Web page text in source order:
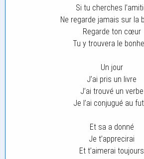
Si tu cherches
Ne regarde jamais sur la
Regarde ton cœur
Tu y trouvera le
Un jour
J’ai pris un livre
J’ai trouvé un verbe
Je l’ai conjugué au
Et sa a donné
Je t’apprecirai
Et t’aimerai toujours